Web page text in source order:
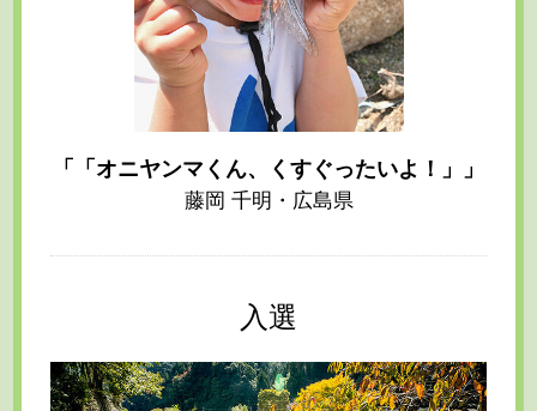
「「オニヤンマくん、くすぐったいよ！」」
藤岡 千明・広島県
入選